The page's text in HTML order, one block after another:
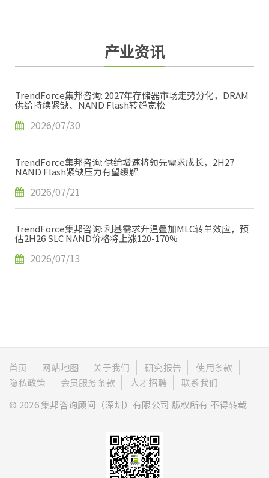
产业资讯
TrendForce集邦咨询: 2027年存储器市场走势分化，DRAM
供给持续紧缺、NAND Flash转趋宽松
2026/07/30
TrendForce集邦咨询: 供给增速将领先需求成长，2H27
NAND Flash紧缺压力有望缓解
2026/07/21
TrendForce集邦咨询: 利基需求升温叠加MLC转单效应，预
估2H26 SLC NAND价格将上涨120-170%
2026/07/13
首页 网站地图 关于我们 研究报告
使用条款
隐私政策
会员服务条款 人才招聘
联系我们
© 2026 集邦咨询顾问（深圳）有限公司 版权所有 不得转载